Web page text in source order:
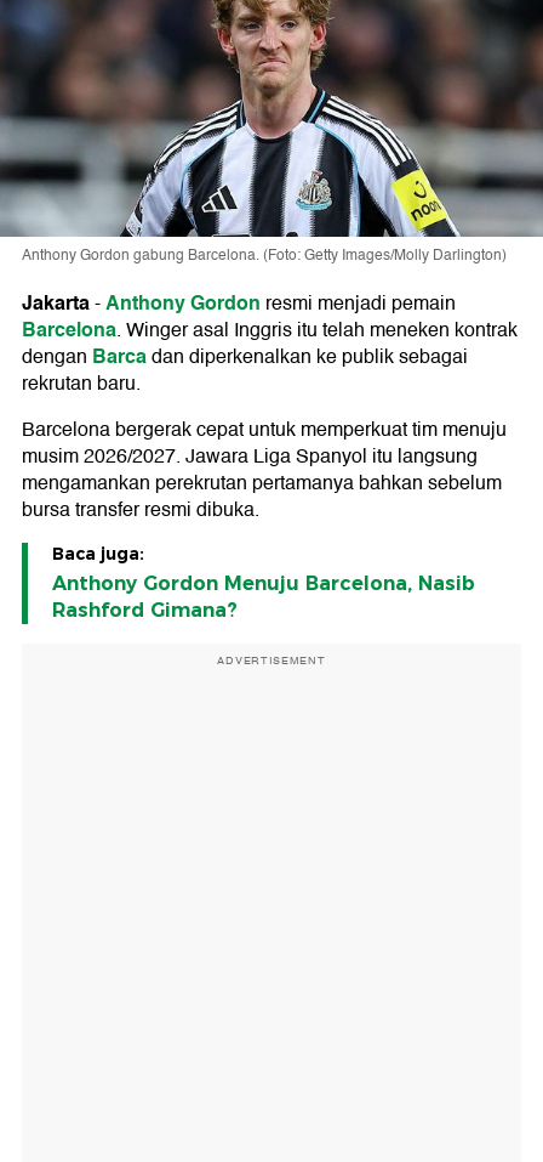
Anthony Gordon gabung Barcelona. (Foto: Getty Images/Molly Darlington)
Jakarta-Anthony Gordon resmi menjadi pemain
Barcelona. Winger asal Inggris itu telah meneken kontrak
dengan Barcadan diperkenalkan ke publik sebagai
rekrutan baru.
Barcelona bergerak cepat untuk memperkuat tim menuju
musim 2026/2027. Jawara Liga Spanyol itu langsung
mengamankan perekrutan pertamanya bahkan sebelum
bursa transfer resmi dibuka.
Baca juga:
Anthony Gordon Menuju Barcelona, Nasib
Rashford Gimana?
ADVERTISEMENT